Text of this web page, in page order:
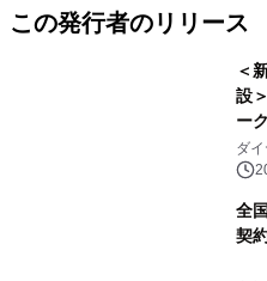
この発行者のリリース
＜
設
ー
レ
ダ
全
契